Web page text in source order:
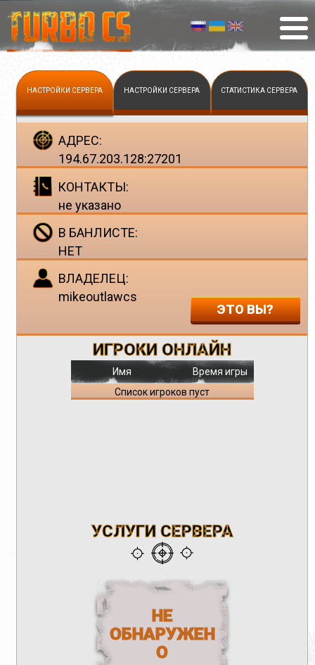
НАСТРОЙКИ СЕРВЕРА НАСТРОЙКИ СЕРВЕРА СТАТИСТИКА СЕРВЕРА
АДРЕС:
194.67.203.128:27201
КОНТАКТЫ:
не указано
В БАНЛИСТЕ:
НЕТ
ВЛАДЕЛЕЦ:
mikeoutlawcs
ЭТО ВЫ?
ИГРОКИ ОНЛАЙН
Имя
Время игры
Список игроков пуст
УСЛУГИ СЕРВЕРА
НЕ
ОБНАРУЖЕН
О